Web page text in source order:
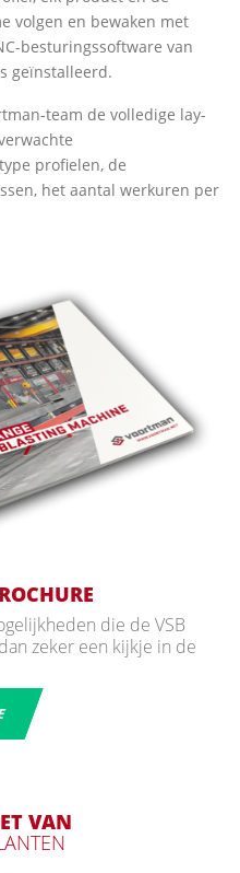
volgen en bewaken met
besturingssoftware van
geïnstalleerd.
team de volledige lay-
profielen, de
het aantal werkuren per
die de VSB
zeker een kijkje in de
VAN